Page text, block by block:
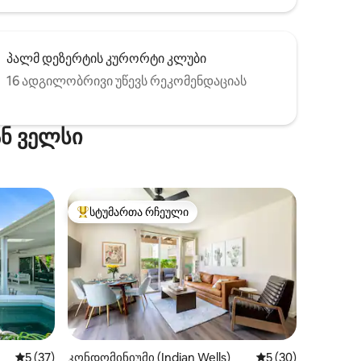
პალმ დეზერტის კურორტი კლუბი
16 ადგილობრივი უწევს რეკომენდაციას
ველსი
საშუალო შეფასებაა 5‑დან 5, 37 მიმოხილვა
5 (37)
სტუმართა რჩეული მოწინავე ვარიანტი
სტუმართა რჩეული
კონდომინიუმი (Indian Wells) საშუალო
5 (30)